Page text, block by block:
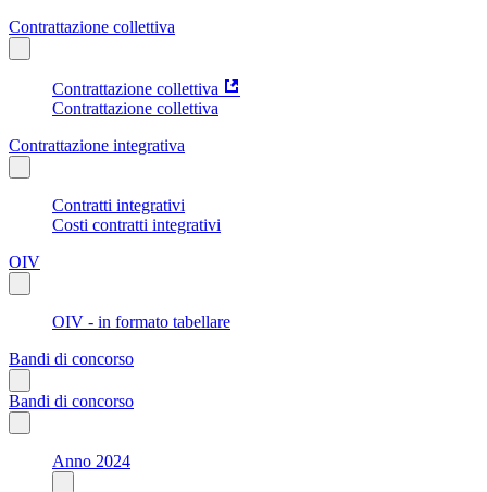
Contrattazione collettiva
Contrattazione collettiva
Contrattazione collettiva
Contrattazione integrativa
Contratti integrativi
Costi contratti integrativi
OIV
OIV - in formato tabellare
Bandi di concorso
Bandi di concorso
Anno 2024